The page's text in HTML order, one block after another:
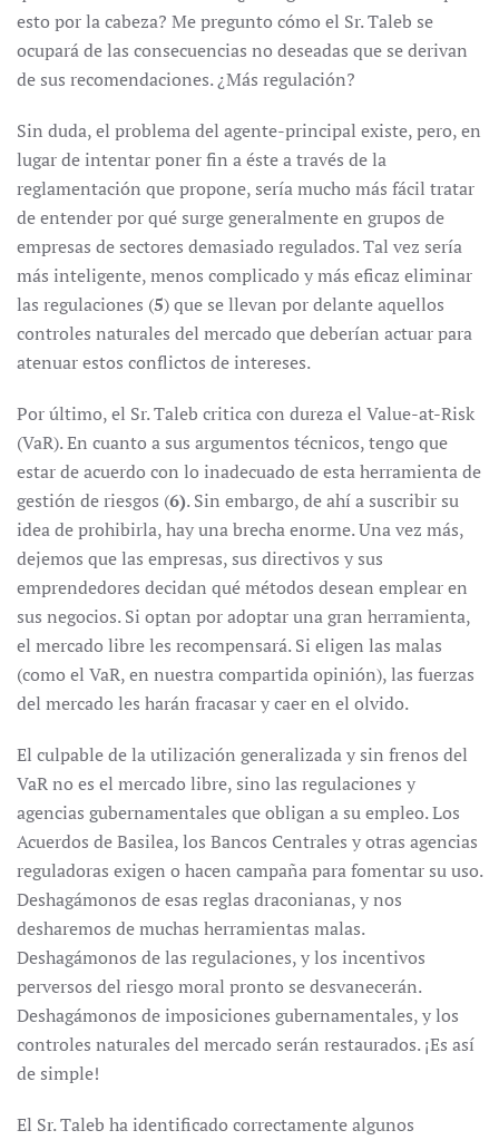
esto por la cabeza? Me pregunto cómo el Sr. Taleb se
ocupará de las consecuencias no deseadas que se derivan
de sus recomendaciones. ¿Más regulación?
Sin duda, el problema del agente-principal existe, pero, en
lugar de intentar poner fin a éste a través de la
reglamentación que propone, sería mucho más fácil tratar
de entender por qué surge generalmente en grupos de
empresas de sectores demasiado regulados. Tal vez sería
más inteligente, menos complicado y más eficaz eliminar
las regulaciones (5) que se llevan por delante aquellos
controles naturales del mercado que deberían actuar para
atenuar estos conflictos de intereses.
Por último, el Sr. Taleb critica con dureza el Value-at-Risk
(VaR). En cuanto a sus argumentos técnicos, tengo que
estar de acuerdo con lo inadecuado de esta herramienta de
gestión de riesgos (6). Sin embargo, de ahí a suscribir su
idea de prohibirla, hay una brecha enorme. Una vez más,
dejemos que las empresas, sus directivos y sus
emprendedores decidan qué métodos desean emplear en
sus negocios. Si optan por adoptar una gran herramienta,
el mercado libre les recompensará. Si eligen las malas
(como el VaR, en nuestra compartida opinión), las fuerzas
del mercado les harán fracasar y caer en el olvido.
El culpable de la utilización generalizada y sin frenos del
VaR no es el mercado libre, sino las regulaciones y
agencias gubernamentales que obligan a su empleo. Los
Acuerdos de Basilea, los Bancos Centrales y otras agencias
reguladoras exigen o hacen campaña para fomentar su uso.
Deshagámonos de esas reglas draconianas, y nos
desharemos de muchas herramientas malas.
Deshagámonos de las regulaciones, y los incentivos
perversos del riesgo moral pronto se desvanecerán.
Deshagámonos de imposiciones gubernamentales, y los
controles naturales del mercado serán restaurados. ¡Es así
de simple!
El Sr. Taleb ha identificado correctamente algunos